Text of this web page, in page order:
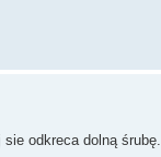
odkreca dolną śrubę.